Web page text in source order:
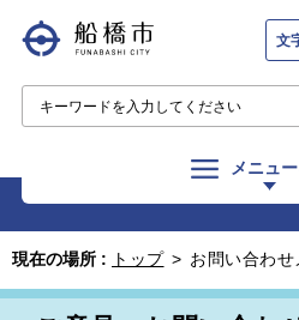
文
メニュ
現在の場所 : トップ > お問い合わ